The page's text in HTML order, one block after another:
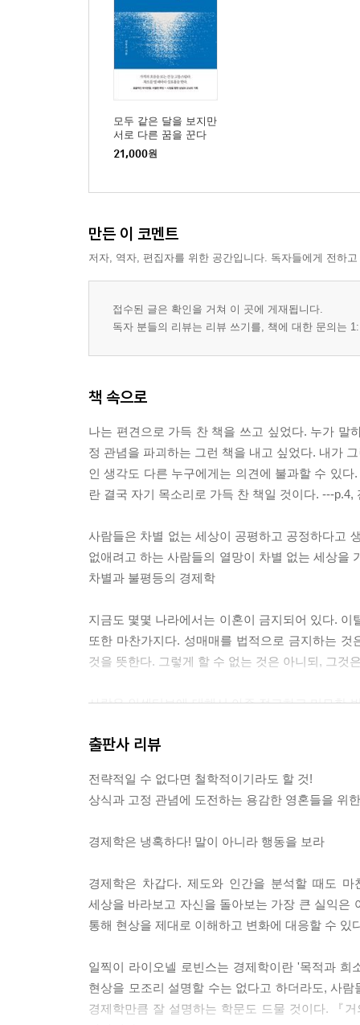
29. 태도의 기술: 좋은 애티튜드가 최선의 전략이다
30. 협상의 전략: 내 가치를 가장 잘 아는 사람은 나
모두 같은 달을 보지만
서로 다른 꿈을 꾼다
21,000원
만든 이 코멘트
저자, 역자, 편집자를 위한 공간입니다. 독자들에게 전하
접수된 글은 확인을 거쳐 이 곳에 게재됩니다.
독자 분들의 리뷰는 리뷰 쓰기를, 책에 대한 문의는
책 속으로
나는 편견으로 가득 찬 책을 쓰고 싶었다. 누가 말
정 관념을 파괴하는 그런 책을 내고 싶었다. 내가
인 생각도 다른 누구에게는 의견에 불과할 수 있
란 결국 자기 목소리로 가득 찬 책일 것이다. ---
사람들은 차별 없는 세상이 공평하고 공정하다고
없애려고 하는 사람들의 열망이 차별 없는 세상을
차별과 불평등의 경제학
지금도 몇몇 나라에서는 이혼이 금지되어 있다.
또한 마찬가지다. 성매매를 법적으로 금지하는
것을 뜻한다. 그렇게 할 수 없는 것은 아니되, 그것
사람은 인센티브에 대해서 아주 정교하고 미묘한
조도 잘못 디자인되면 없는 것만 못하다. 지옥으
스마트폰 시장을 양분하고 있는 애플과 삼성을
옳은 질문일까? ‘싱싱나라김밥’과 ‘한양김밥’이
로 남은 인생을 함께해서 행복하지 않을 것 같으
물이 아니라, 앞으로 이어질 삶을 그 사람과 함께
다. 아마도 우리 대부분은 이 이해할 길 없는 불
기울여야 한다. 그리고 그 노력은 계급 간, 인종
에, 우리는 그런 운명을 개선하기 위한 개인적 노
출판사 리뷰
전략적일 수 없다면 철학적이기라도 할 것!
상식과 고정 관념에 도전하는 용감한 영혼들을 위
경제학은 냉혹하다! 말이 아니라 행동을 보라
경제학은 차갑다. 제도와 인간을 분석할 때도 마
세상을 바라보고 자신을 돌아보는 가장 큰 실익은
통해 현상을 제대로 이해하고 변화에 대응할 수 있
일찍이 라이오넬 로빈스는 경제학이란 '목적과
현상을 모조리 설명할 수는 없다고 하더라도, 사
경제학만큼 잘 설명하는 학문도 드물 것이다. 『